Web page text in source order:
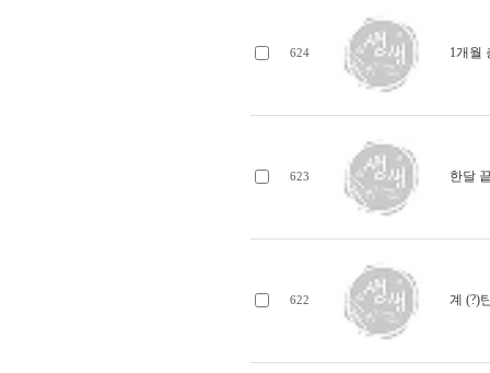
624 1개월
623 한달
622 계 (?)